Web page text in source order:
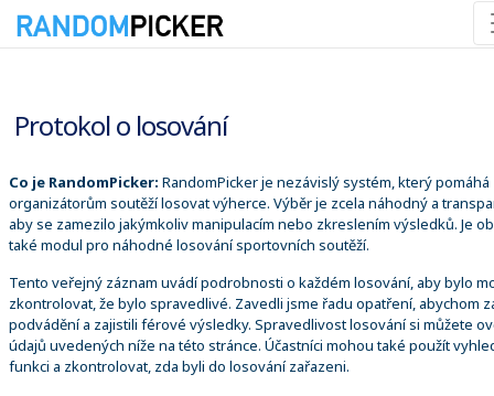
Protokol o losování
Co je RandomPicker: RandomPicker je nezávislý systém, který pomáhá
organizátorům soutěží losovat výherce. Výběr je zcela náhodný a
aby se zamezilo jakýmkoliv manipulacím nebo zkreslením výsledků. Je
také modul pro náhodné losování sportovních soutěží.
Tento veřejný záznam uvádí podrobnosti o každém losování, aby bylo
zkontrolovat, že bylo spravedlivé. Zavedli jsme řadu opatření, abychom
podvádění a zajistili férové výsledky. Spravedlivost losování si můžete
údajů uvedených níže na této stránce. Účastníci mohou také použít
funkci a zkontrolovat, zda byli do losování zařazeni.